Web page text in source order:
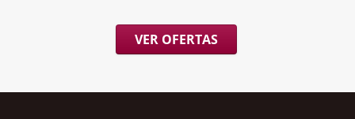
VER OFERTAS